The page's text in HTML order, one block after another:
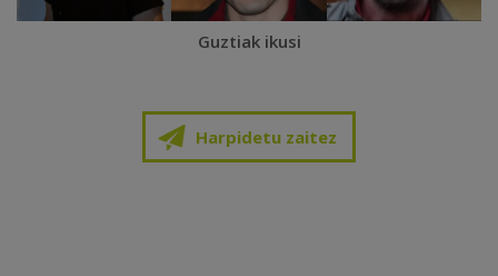
Guztiak ikusi
Harpidetu zaitez